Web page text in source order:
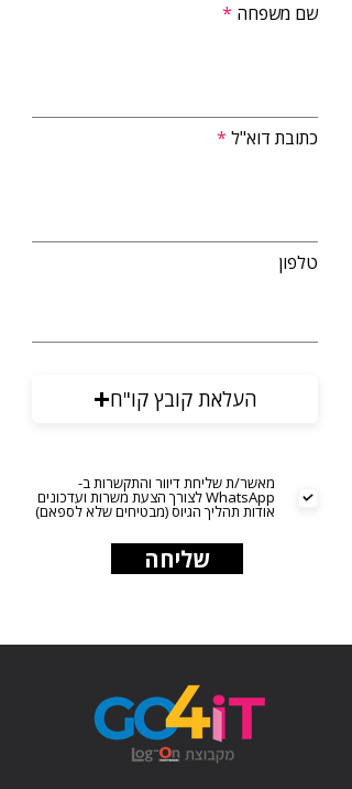
שם משפחה
כתובת דוא"ל
טלפון
העלאת קובץ קו"ח
מאשר/ת שליחת דיוור והתקשרות ב-
WhatsApp לצורך הצעת משרות ועדכונים
אודות תהליך הגיוס (מבטיחים שלא לספאם)
שליחה